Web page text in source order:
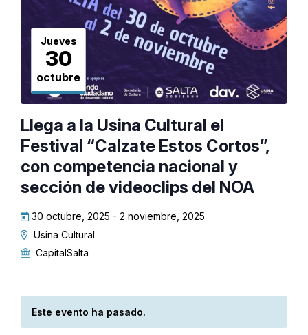
Jueves
30
octubre
Llega a la Usina Cultural el
Festival “Calzate Estos Cortos”,
con competencia nacional y
sección de videoclips del NOA
30 octubre, 2025 - 2 noviembre, 2025
Usina Cultural
CapitalSalta
Este evento ha pasado.